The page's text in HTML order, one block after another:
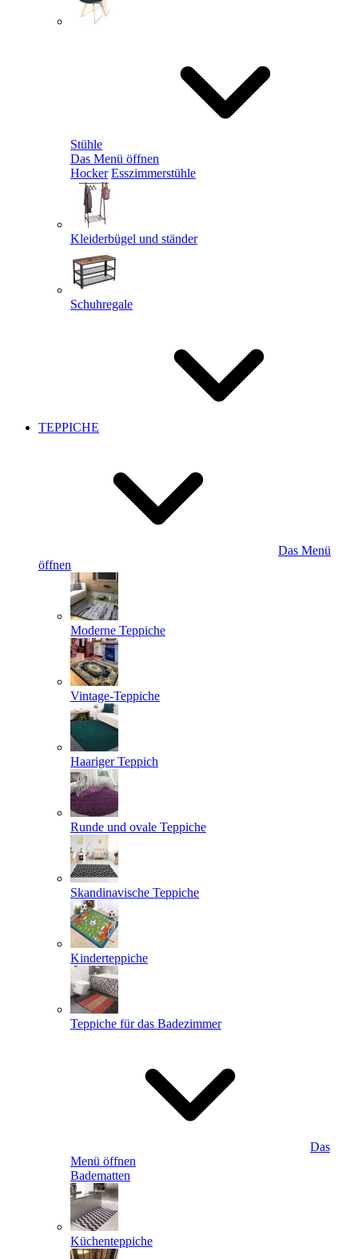
Stühle
Das Menü öffnen
Hocker Esszimmerstühle
Kleiderbügel und ständer
Schuhregale
TEPPICHE
Das Menü
öffnen
Moderne Teppiche
Vintage-Teppiche
Haariger Teppich
Runde und ovale Teppiche
Skandinavische Teppiche
Kinderteppiche
Teppiche für das Badezimmer
Das
Menü öffnen
Badematten
Küchenteppiche